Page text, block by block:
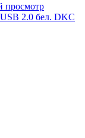
просмотр
2.0 бел. DKC